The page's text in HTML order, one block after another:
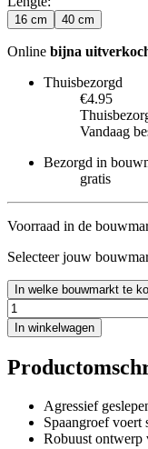
16 cm 40 cm
Online bijna
Thuisbezorgd
€4.95
Vandaag
Bezorgd in
gratis
Voorraad in de
Selecteer jouw
In welke bouwmarkt te
In winkelwagen
Agressief
Spaangroef voert
Robuust